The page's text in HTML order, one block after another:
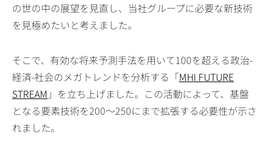
の世の中の展望を見直し、当社グループに必要な新技術
を見極めたいと考えました。
そこで、有効な将来予測手法を用いて100を超える政治-
経済-社会のメガトレンドを分析する「MHI FUTURE
STREAM 」を立ち上げました。この活動によって、基盤
となる要素技術を200～250にまで拡張する必要性が示さ
れました。